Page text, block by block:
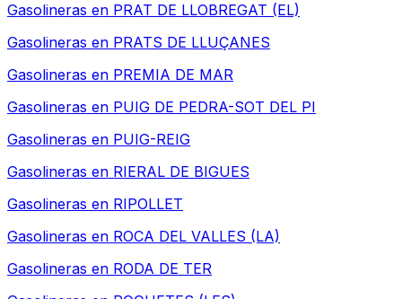
Gasolineras en PRAT DE LLOBREGAT (EL)
Gasolineras en PRATS DE LLUÇANES
Gasolineras en PREMIA DE MAR
Gasolineras en PUIG DE PEDRA-SOT DEL PI
Gasolineras en PUIG-REIG
Gasolineras en RIERAL DE BIGUES
Gasolineras en RIPOLLET
Gasolineras en ROCA DEL VALLES (LA)
Gasolineras en RODA DE TER